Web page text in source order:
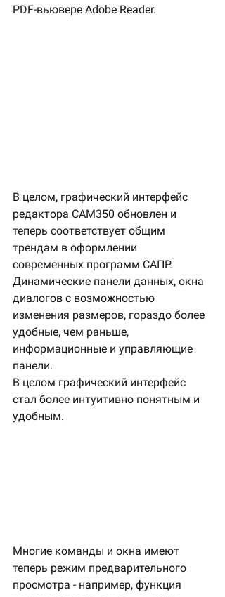
PDF-вьювере Adobe Reader.
В целом, графический интерфейс
редактора CAM350 обновлен и
теперь соответствует общим
трендам в оформлении
современных программ САПР.
Динамические панели данных, окна
диалогов с возможностью
изменения размеров, гораздо более
удобные, чем раньше,
информационные и управляющие
панели.
В целом графический интерфейс
стал более интуитивно понятным и
удобным.
Многие команды и окна имеют
теперь режим предварительного
просмотра - например, функция